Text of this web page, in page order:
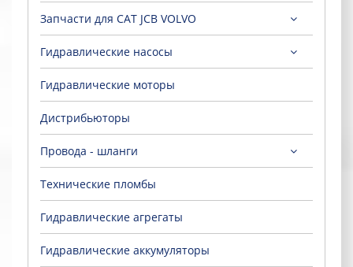
Запчасти для CAT JCB VOLVO
Гидравлические насосы
Гидравлические моторы
Дистрибьюторы
Провода - шланги
Технические пломбы
Гидравлические агрегаты
Гидравлические аккумуляторы